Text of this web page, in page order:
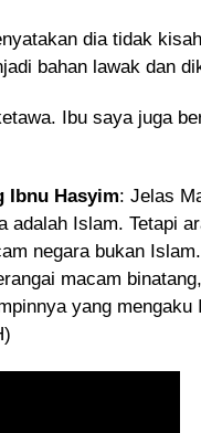
dia tidak
bahan lawak dan
Ibu saya juga
Ibnu Hasyim: Jelas
adalah Islam. Tetapi
negara bukan
macam
yang